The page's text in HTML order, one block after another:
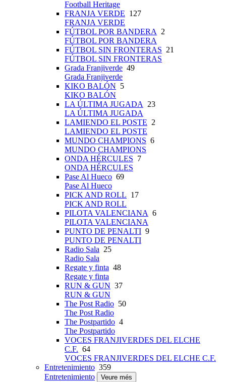
Football Heritage
FRANJA VERDE 127
FRANJA VERDE
FÚTBOL POR BANDERA 2
FÚTBOL POR BANDERA
FÚTBOL SIN FRONTERAS 21
FÚTBOL SIN FRONTERAS
Grada Franjiverde 49
Grada Franjiverde
KIKO BALÓN 5
KIKO BALÓN
LA ÚLTIMA JUGADA 23
LA ÚLTIMA JUGADA
LAMIENDO EL POSTE 2
LAMIENDO EL POSTE
MUNDO CHAMPIONS 6
MUNDO CHAMPIONS
ONDA HÉRCULES 7
ONDA HÉRCULES
Pase Al Hueco 69
Pase Al Hueco
PICK AND ROLL 17
PICK AND ROLL
PILOTA VALENCIANA 6
PILOTA VALENCIANA
PUNTO DE PENALTI 9
PUNTO DE PENALTI
Radio Sala 25
Radio Sala
Regate y finta 48
Regate y finta
RUN & GUN 37
RUN & GUN
The Post Radio 50
The Post Radio
The Postpartido 4
The Postpartido
VOCES FRANJIVERDES DEL ELCHE
C.F. 64
VOCES FRANJIVERDES DEL ELCHE C.F.
Entretenimiento 359
Entretenimiento
Veure més